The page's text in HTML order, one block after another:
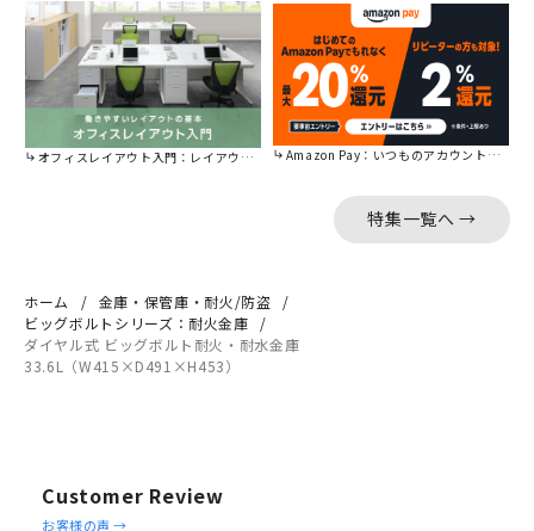
オフィスレイアウト入門：レイアウトの基本をご紹介。 Amazon Pay：いつものアカウントで簡単に決済可能。
特集一覧へ →
ホーム
金庫・保管庫・耐火/防盗
ビッグボルトシリーズ：耐火金庫
ダイヤル式 ビッグボルト耐火・耐水金庫
33.6L（W415×D491×H453）
Customer Review
Reviews
お客様の声 →